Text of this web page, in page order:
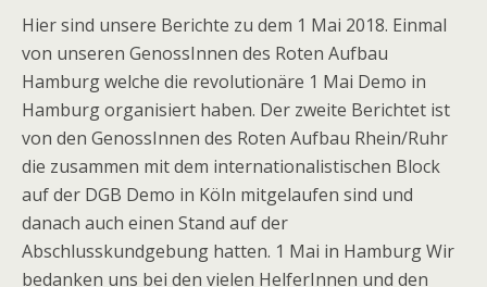
Hier sind unsere Berichte zu dem 1 Mai 2018. Einmal
von unseren GenossInnen des Roten Aufbau
Hamburg welche die revolutionäre 1 Mai Demo in
Hamburg organisiert haben. Der zweite Berichtet ist
von den GenossInnen des Roten Aufbau Rhein/Ruhr
die zusammen mit dem internationalistischen Block
auf der DGB Demo in Köln mitgelaufen sind und
danach auch einen Stand auf der
Abschlusskundgebung hatten. 1 Mai in Hamburg Wir
bedanken uns bei den vielen HelferInnen und den